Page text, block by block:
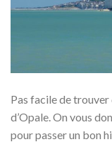
Pas facile de
d’Opale. On vous
pour passer un bon